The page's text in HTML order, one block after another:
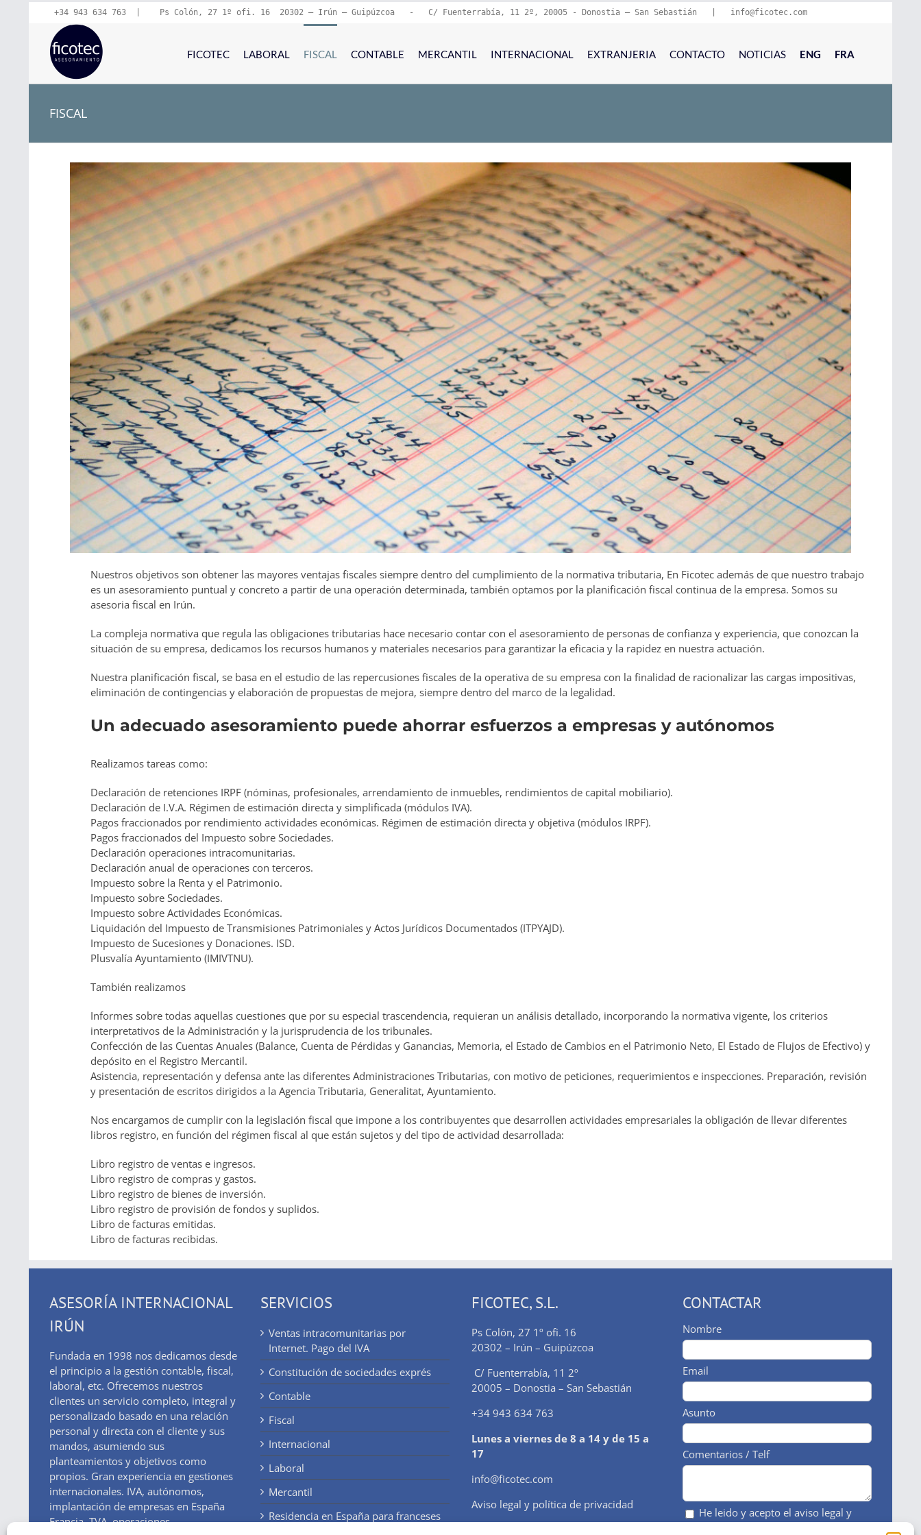
+34 943 634 763 Ps Colón, 27 1º ofi. 16  20302 – Irún – Guipúzcoa   -   C/ Fuenterrabía, 11 2º, 20005 - Donostia – San Sebastián   | info@ficotec.com
FICOTEC LABORAL FISCAL CONTABLE MERCANTIL INTERNACIONAL EXTRANJERIA CONTACTO NOTICIAS ENG FRA
FISCAL
Nuestros objetivos son obtener las mayores ventajas fiscales siempre dentro del cumplimiento de la normativa tributaria, En Ficotec además de que nuestro trabajo
es un asesoramiento puntual y concreto a partir de una operación determinada, también optamos por la planificación fiscal continua de la empresa. Somos su
asesoria fiscal en Irún.
La compleja normativa que regula las obligaciones tributarias hace necesario contar con el asesoramiento de personas de confianza y experiencia, que conozcan la
situación de su empresa, dedicamos los recursos humanos y materiales necesarios para garantizar la eficacia y la rapidez en nuestra actuación.
Nuestra planificación fiscal, se basa en el estudio de las repercusiones fiscales de la operativa de su empresa con la finalidad de racionalizar las cargas impositivas,
eliminación de contingencias y elaboración de propuestas de mejora, siempre dentro del marco de la legalidad.
Un adecuado asesoramiento puede ahorrar esfuerzos a empresas y autónomos
Realizamos tareas como:
Declaración de retenciones IRPF (nóminas, profesionales, arrendamiento de inmuebles, rendimientos de capital mobiliario).
Declaración de I.V.A. Régimen de estimación directa y simplificada (módulos IVA).
Pagos fraccionados por rendimiento actividades económicas. Régimen de estimación directa y objetiva (módulos IRPF).
Pagos fraccionados del Impuesto sobre Sociedades.
Declaración operaciones intracomunitarias.
Declaración anual de operaciones con terceros.
Impuesto sobre la Renta y el Patrimonio.
Impuesto sobre Sociedades.
Impuesto sobre Actividades Económicas.
Liquidación del Impuesto de Transmisiones Patrimoniales y Actos Jurídicos Documentados (ITPYAJD).
Impuesto de Sucesiones y Donaciones. ISD.
Plusvalía Ayuntamiento (IMIVTNU).
También realizamos
Informes sobre todas aquellas cuestiones que por su especial trascendencia, requieran un análisis detallado, incorporando la normativa vigente, los criterios
interpretativos de la Administración y la jurisprudencia de los tribunales.
Confección de las Cuentas Anuales (Balance, Cuenta de Pérdidas y Ganancias, Memoria, el Estado de Cambios en el Patrimonio Neto, El Estado de Flujos de Efectivo) y
depósito en el Registro Mercantil.
Asistencia, representación y defensa ante las diferentes Administraciones Tributarias, con motivo de peticiones, requerimientos e inspecciones. Preparación, revisión
y presentación de escritos dirigidos a la Agencia Tributaria, Generalitat, Ayuntamiento.
Nos encargamos de cumplir con la legislación fiscal que impone a los contribuyentes que desarrollen actividades empresariales la obligación de llevar diferentes
libros registro, en función del régimen fiscal al que están sujetos y del tipo de actividad desarrollada:
Libro registro de ventas e ingresos.
Libro registro de compras y gastos.
Libro registro de bienes de inversión.
Libro registro de provisión de fondos y suplidos.
Libro de facturas emitidas.
Libro de facturas recibidas.
ASESORÍA INTERNACIONAL
IRÚN
Fundada en 1998 nos dedicamos desde
el principio a la gestión contable, fiscal,
laboral, etc. Ofrecemos nuestros
clientes un servicio completo, integral y
personalizado basado en una relación
personal y directa con el cliente y sus
mandos, asumiendo sus
planteamientos y objetivos como
propios. Gran experiencia en gestiones
internacionales. IVA, autónomos,
implantación de empresas en España
Francia, TVA, operaciones
SERVICIOS
Ventas intracomunitarias por
Internet. Pago del IVA
Constitución de sociedades exprés
Contable
Fiscal
Internacional
Laboral
Mercantil
Residencia en España para franceses
FICOTEC, S.L.
Ps Colón, 27 1º ofi. 16
20302 – Irún – Guipúzcoa
C/ Fuenterrabía, 11 2º
20005 – Donostia – San Sebastián
+34 943 634 763
Lunes a viernes de 8 a 14 y de 15 a
17
info@ficotec.com
Aviso legal y política de privacidad
CONTACTAR
Nombre
Email
Asunto
Comentarios / Telf
He leido y acepto el aviso legal y